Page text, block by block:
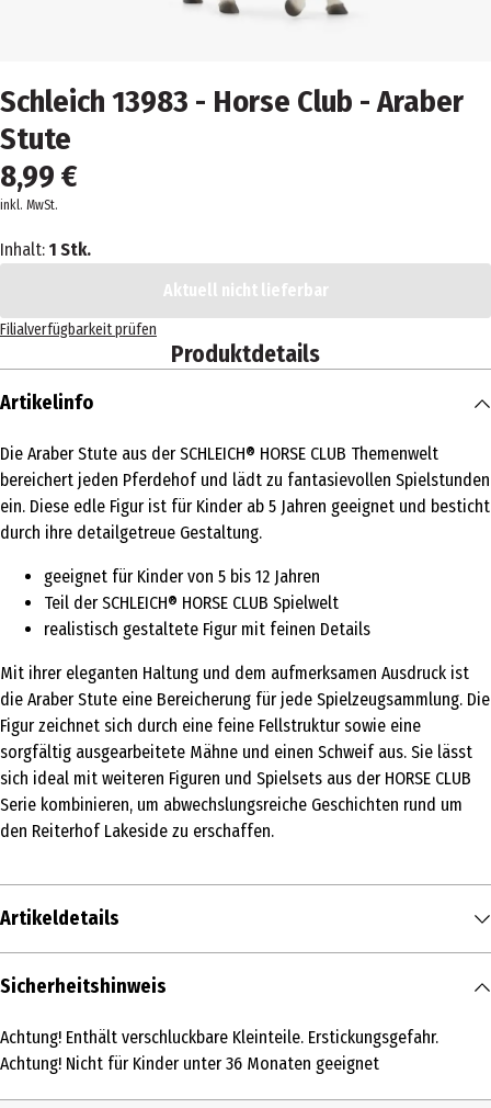
Schleich 13983 - Horse Club - Araber
Stute
8,99 €
inkl. MwSt.
Inhalt: 1 Stk.
Aktuell nicht lieferbar
Filialverfügbarkeit prüfen
Produktdetails
Artikelinfo
Die Araber Stute aus der SCHLEICH® HORSE CLUB Themenwelt
bereichert jeden Pferdehof und lädt zu fantasievollen Spielstunden
ein. Diese edle Figur ist für Kinder ab 5 Jahren geeignet und besticht
durch ihre detailgetreue Gestaltung.
geeignet für Kinder von 5 bis 12 Jahren
Teil der SCHLEICH® HORSE CLUB Spielwelt
realistisch gestaltete Figur mit feinen Details
Mit ihrer eleganten Haltung und dem aufmerksamen Ausdruck ist
die Araber Stute eine Bereicherung für jede Spielzeugsammlung. Die
Figur zeichnet sich durch eine feine Fellstruktur sowie eine
sorgfältig ausgearbeitete Mähne und einen Schweif aus. Sie lässt
sich ideal mit weiteren Figuren und Spielsets aus der HORSE CLUB
Serie kombinieren, um abwechslungsreiche Geschichten rund um
den Reiterhof Lakeside zu erschaffen.
Artikeldetails
Inhalt
Produkttyp
Sicherheitshinweis
Achtung! Enthält verschluckbare Kleinteile. Erstickungsgefahr.
Achtung! Nicht für Kinder unter 36 Monaten geeignet